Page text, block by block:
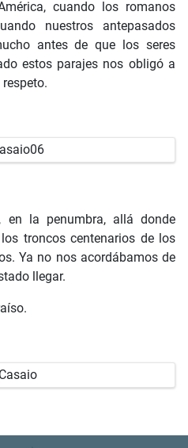
cuando los romanos
nuestros antepasados
antes de que los seres
estos parajes nos obligó a
en la penumbra, allá donde
troncos centenarios de los
Ya no nos acordábamos de
llegar.